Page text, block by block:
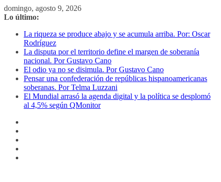
Saltar
al
domingo, agosto 9, 2026
Lo último:
La riqueza se produce abajo y se acumula arriba. Por: Oscar
Rodríguez
La disputa por el territorio define el margen de soberanía
nacional. Por Gustavo Cano
El odio ya no se disimula. Por Gustavo Cano
Pensar una confederación de repúblicas hispanoamericanas
soberanas. Por Telma Luzzani
El Mundial arrasó la agenda digital y la política se desplomó
al 4,5% según QMonitor